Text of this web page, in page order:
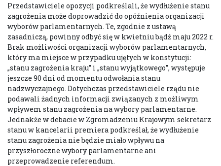
Przedstawiciele opozycji podkreślali, że wydłużenie stanu
zagrożenia może doprowadzić do opóźnienia organizacji
wyborów parlamentarnych. Te, zgodnie z ustawą
zasadniczą, powinny odbyć się w kwietniu bądź maju 2022 r.
Brak możliwości organizacji wyborów parlamentarnych,
który ma miejsce w przypadku ujętych w konstytucji:
„stanu zagrożenia kraju” i „stanu wyjątkowego”, występuje
jeszcze 90 dni od momentu odwołania stanu
nadzwyczajnego. Dotychczas przedstawiciele rządu nie
podawali żadnych informacji związanych z możliwym
wpływem stanu zagrożenia na wybory parlamentarne.
Jednakże w debacie w Zgromadzeniu Krajowym sekretarz
stanu w kancelarii premiera podkreślał, że wydłużenie
stanu zagrożenia nie będzie miało wpływu na
przyszłoroczne wybory parlamentarne ani
przeprowadzenie referendum.